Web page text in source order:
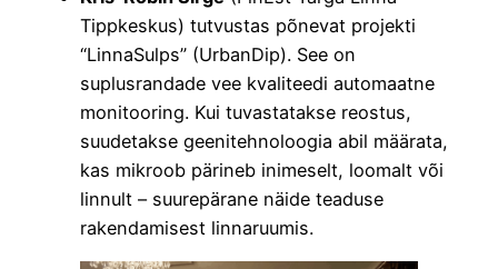
Tippkeskus) tutvustas põnevat projekti
“LinnaSulps” (UrbanDip). See on
suplusrandade vee kvaliteedi automaatne
monitooring. Kui tuvastatakse reostus,
suudetakse geenitehnoloogia abil määrata,
kas mikroob pärineb inimeselt, loomalt või
linnult – suurepärane näide teaduse
rakendamisest linnaruumis.